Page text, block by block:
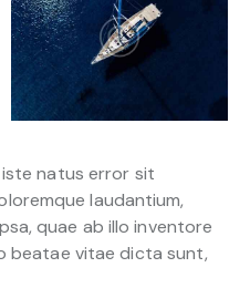
natus error sit
laudantium,
quae ab illo inventore
beatae vitae dicta sunt,